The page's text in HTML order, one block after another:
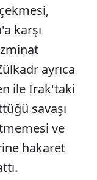
karşı
ayrıca
ile Irak'taki
savaşı
ve
hakaret